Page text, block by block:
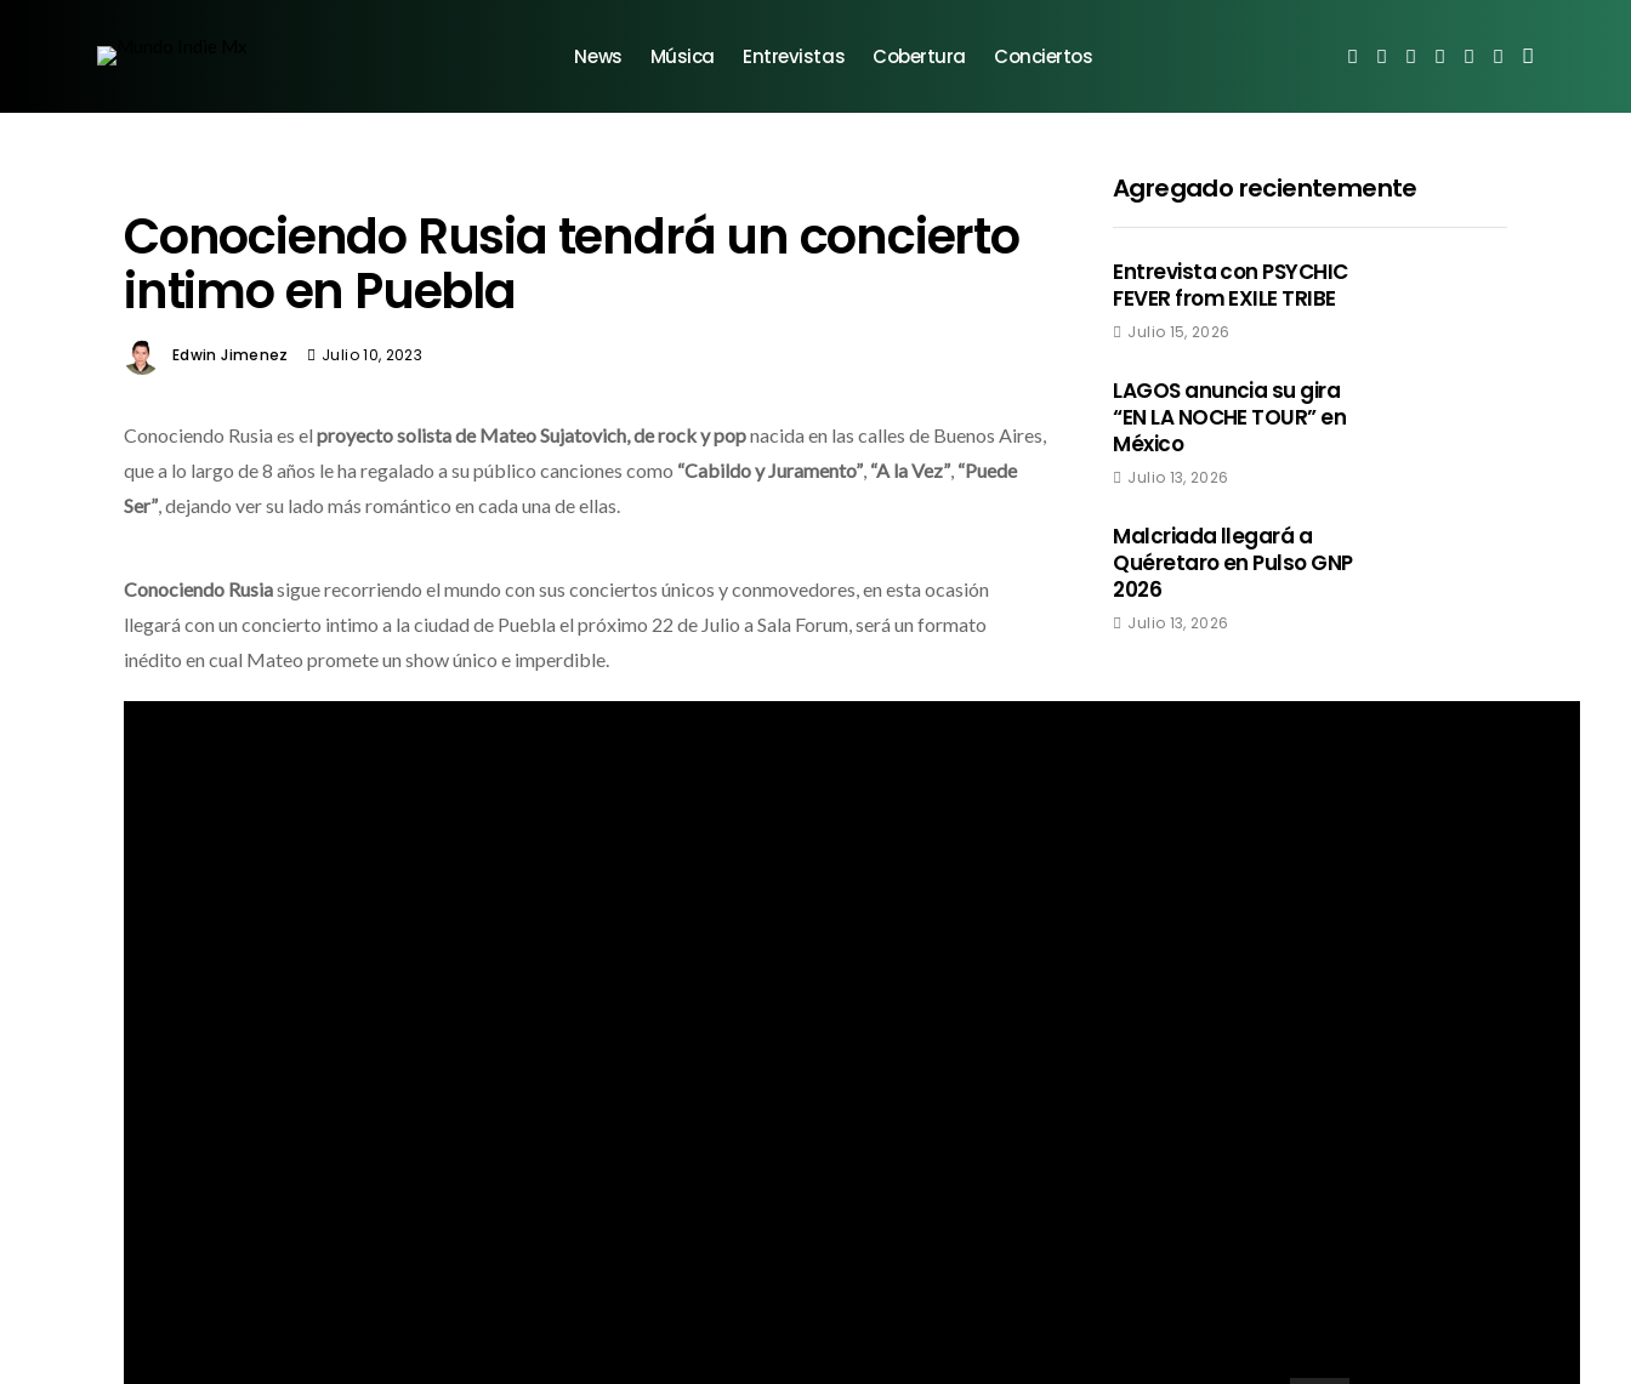
News Música Entrevistas Cobertura Conciertos
Conociendo Rusia tendrá un concierto
intimo en Puebla
Edwin Jimenez Julio 10, 2023
Conociendo Rusia es el proyecto solista de Mateo Sujatovich, de rock y popnacida en las calles de Buenos Aires,
que a lo largo de 8 años le ha regalado a su público canciones como “Cabildo y Juramento” “A la Vez” “Puede
Ser” , dejando ver su lado más romántico en cada una de ellas.
Conociendo Rusiasigue recorriendo el mundo con sus conciertos únicos y conmovedores, en esta ocasión
llegará con un concierto intimo a la ciudad de Puebla el próximo 22 de Julio a Sala Forum, será un formato
inédito en cual Mateo promete un show único e imperdible.
Agregado recientemente
Entrevista con PSYCHIC
FEVER from EXILE TRIBE
Julio 15, 2026
LAGOS anuncia su gira
“EN LA NOCHE TOUR” en
México
Julio 13, 2026
Malcriada llegará a
Quéretaro en Pulso GNP
2026
Julio 13, 2026